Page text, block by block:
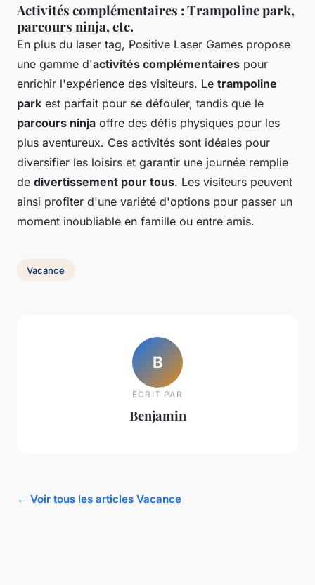
Activités complémentaires : Trampoline park,
parcours ninja, etc.
En plus du laser tag, Positive Laser Games propose
une gamme d'activités complémentaires pour
enrichir l'expérience des visiteurs. Le trampoline
park est parfait pour se défouler, tandis que le
parcours ninja offre des défis physiques pour les
plus aventureux. Ces activités sont idéales pour
diversifier les loisirs et garantir une journée remplie
de divertissement pour tous. Les visiteurs peuvent
ainsi profiter d'une variété d'options pour passer un
moment inoubliable en famille ou entre amis.
Vacance
B
ECRIT PAR
Benjamin
← Voir tous les articles Vacance